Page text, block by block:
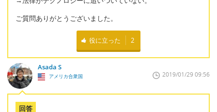
ご質問ありがとうございました。
役に立った 2
Asada S
アメリカ合衆国 2019/01/29 09:56
回答